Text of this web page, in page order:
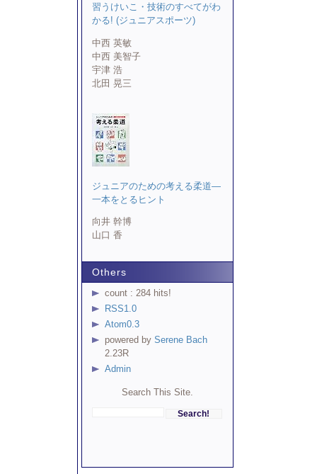
習うけいこ・技術のすべてがわ
かる! (ジュニアスポーツ)
中西 英敏
中西 美智子
宇津 浩
北田 晃三
ジュニアのための考える柔道―
一本をとるヒント
向井 幹博
山口 香
Others
count : 284 hits!
RSS1.0
Atom0.3
powered by Serene Bach
2.23R
Admin
Search This Site.